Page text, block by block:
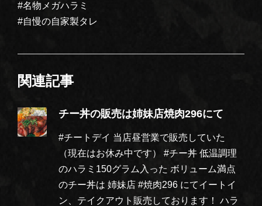
#名物メガハラミ
#自慢の自家製タレ
関連記事
チー丼の販売は姉妹店焼肉296にて
#チートデイ 当店昼営業で販売していた
（現在はお休み中です） #チー丼 低温調理
のハラミ150グラム入った ボリューム満点
のチー丼は 姉妹店 #焼肉296 にてイートイ
ン、テイクアウト販売しております！ ハラ